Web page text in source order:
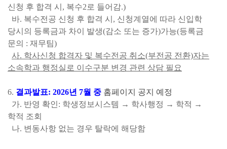
신청 후 합격 시, 복수2로 들어감.)
바. 복수전공 신청 후 합격 시, 신청계열에 따라 신입학
당시의 등록금과 차이 발생(감소 또는 증가)가능(등록금
문의 : 재무팀)
사. 학사신청 합격자 및 복수전공 취소(부전공 전환)자는
소속학과 행정실로 이수구분 변경 관련 상담 필요
6. 결과발표: 2026년 7월 중 홈페이지 공지 예정
가. 반영 확인: 학생정보시스템 → 학사행정 → 학적 →
학적 조회
나. 변동사항 없는 경우 탈락에 해당함